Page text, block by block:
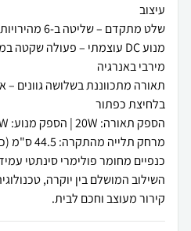
תאורה מתכווננת בשלושה גוונים –
השילוב המושלם בין יוקרה,
קירור מעוצב וחכם לבית.